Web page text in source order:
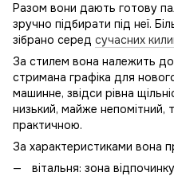
Разом вони дають готову
зручно підбирати під неї.
зібрано серед сучасних
За стилем вона належить
стримана графіка для
машинне, звідси рівна
низький, майже непомітний,
практичною.
За характеристиками вона
вітальня: зона